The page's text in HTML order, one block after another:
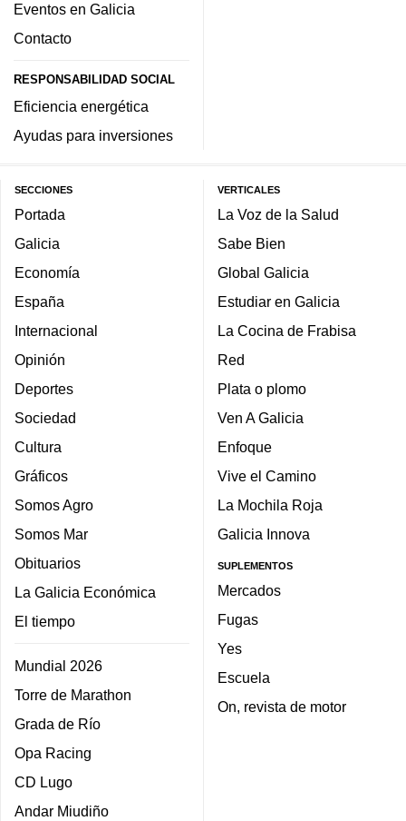
Eventos en Galicia
Contacto
RESPONSABILIDAD SOCIAL
Eficiencia energética
Ayudas para inversiones
SECCIONES
Portada
Galicia
Economía
España
Internacional
Opinión
Deportes
Sociedad
Cultura
Gráficos
Somos Agro
Somos Mar
Obituarios
La Galicia Económica
El tiempo
Mundial 2026
Torre de Marathon
Grada de Río
Opa Racing
CD Lugo
Andar Miudiño
VERTICALES
La Voz de la Salud
Sabe Bien
Global Galicia
Estudiar en Galicia
La Cocina de Frabisa
Red
Plata o plomo
Ven A Galicia
Enfoque
Vive el Camino
La Mochila Roja
Galicia Innova
SUPLEMENTOS
Mercados
Fugas
Yes
Escuela
On, revista de motor